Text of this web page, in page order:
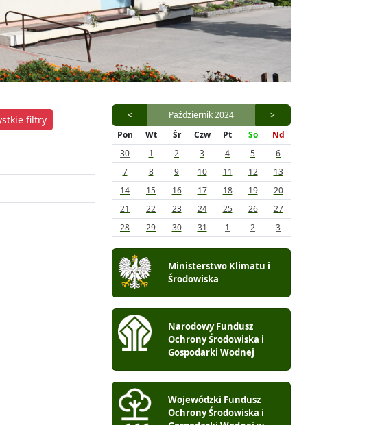
filtry < Październik 2024
>
Pon
Wt Śr Czw Pt So
Nd
30
1 2 3 4 5
6
7
8 9 10 11 12
13
14
15 16 17 18 19
20
21
22 23 24 25 26
27
28
29 30 31 1 2 3
Ministerstwo Klimatu i
Środowiska
Narodowy Fundusz
Ochrony Środowiska i
Gospodarki Wodnej
Wojewódzki Fundusz
Ochrony Środowiska i